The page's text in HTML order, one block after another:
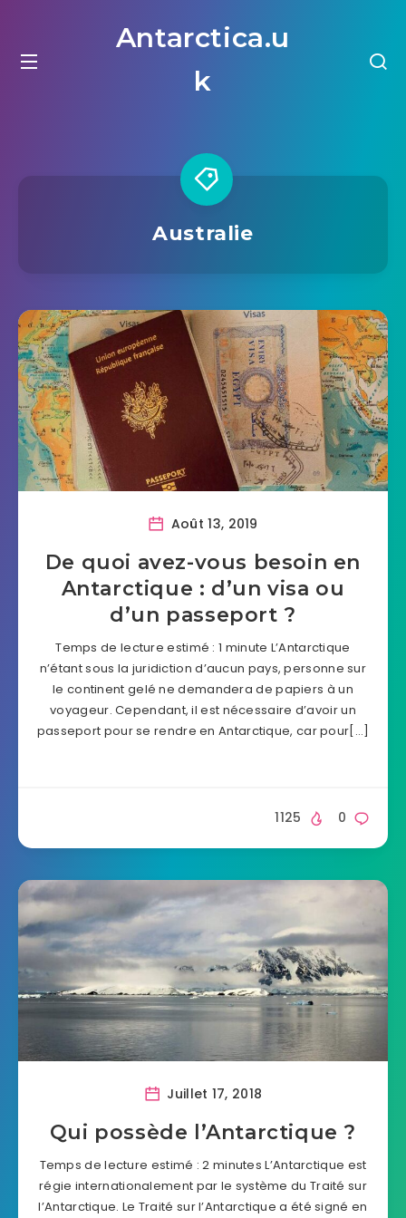
Antarctica.u
k
Australie
Août 13, 2019
De quoi avez-vous besoin en
Antarctique : d’un visa ou
d’un passeport ?
Temps de lecture estimé : 1 minute L’Antarctique
n’étant sous la juridiction d’aucun pays, personne sur
le continent gelé ne demandera de papiers à un
voyageur. Cependant, il est nécessaire d’avoir un
passeport pour se rendre en Antarctique, car pour[…]
0
1125
Juillet 17, 2018
Qui possède l’Antarctique ?
Temps de lecture estimé : 2 minutes L’Antarctique est
régie internationalement par le système du Traité sur
l’Antarctique. Le Traité sur l’Antarctique a été signé en